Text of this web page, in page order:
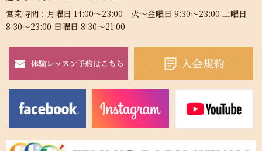
営業時間：月曜日 14:00～23:00 火～金曜日 9:30～23:00 土曜日
8:30～23:00 日曜日 8:30～21:00